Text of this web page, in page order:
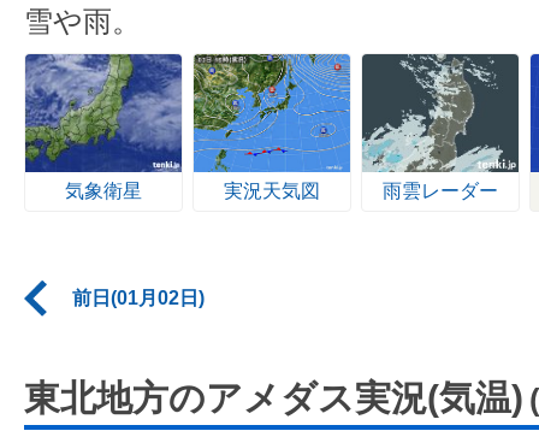
雪や雨。
気象衛星 実況天気図 雨雲レーダー
前日(01月02日)
東北地方のアメダス実況(気温)